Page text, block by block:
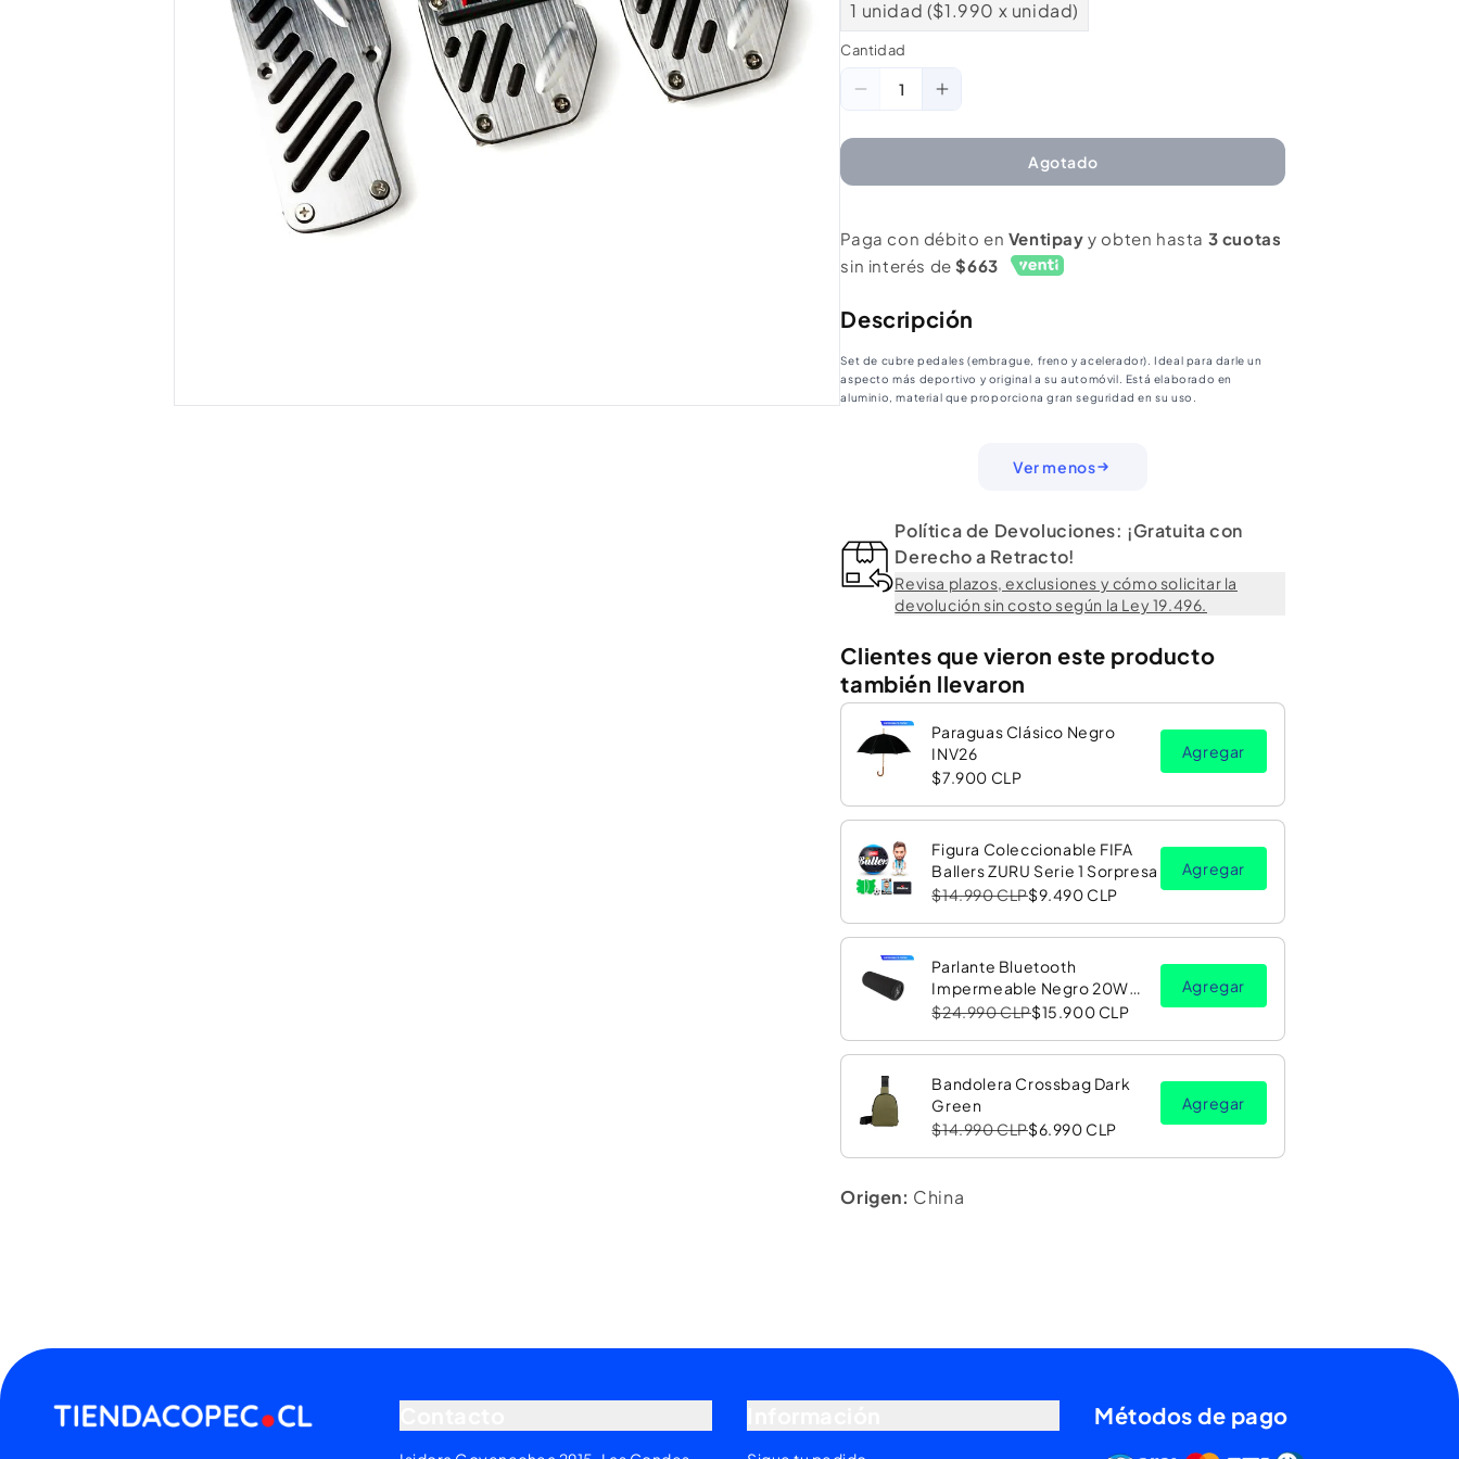
1 unidad ($1.990 x unidad)
Cantidad
Cantidad
Reducir
Almohadilla
Antideslizante
Negro
Aumentar
Almohadilla
Antideslizante
Negro
Agotado
Paga con débito en Ventipay y obten hasta 3 cuotas
sin interés de$663
Descripción
Set de cubre pedales (embrague, freno y acelerador). Ideal para darle un
aspecto más deportivo y original a su automóvil. Está elaborado en
aluminio, material que proporciona gran seguridad en su uso.
Ver menos
Política de Devoluciones: ¡Gratuita con
Derecho a Retracto!
Revisa plazos, exclusiones y cómo solicitar la
devolución sin costo según la Ley 19.496.
Clientes que vieron este producto
también llevaron
Paraguas Clásico Negro
INV26
$7.900 CLP
Agregar
Figura Coleccionable FIFA
Ballers ZURU Serie 1 Sorpresa
$14.990 CLP$9.490 CLP
Agregar
Parlante Bluetooth
Impermeable Negro 20W
con Luz LED RGB PV26 Copec
$24.990 CLP$15.900 CLP
Agregar
Bandolera Crossbag Dark
Green
$14.990 CLP$6.990 CLP
Agregar
Origen: China
Métodos de pago